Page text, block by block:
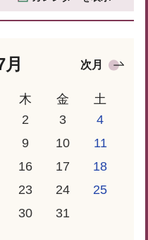
月 次月
木 金
土
2 3
4
9 10
11
16 17
18
23 24
25
30 31